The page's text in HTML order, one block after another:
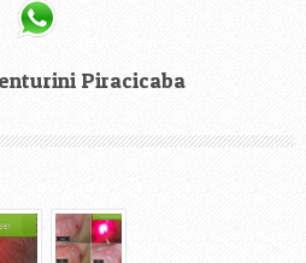
Piracicaba